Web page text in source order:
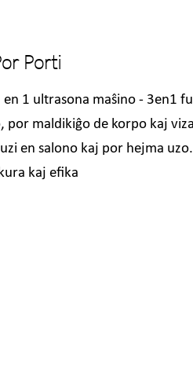
Porti
1 ultrasona maŝino - 3en1
por maldikiĝo de korpo kaj
en salono kaj por hejma uzo.
kaj efika